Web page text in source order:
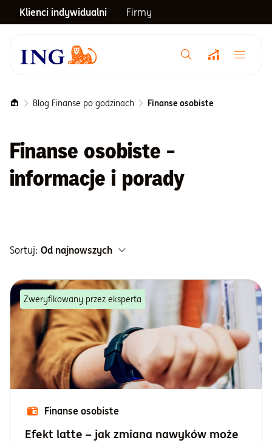
Klienci indywidualni Firmy
Menu główne
Notowania
Emerytura
Inwestycje
Centrum pomocy
Informacje i dokumenty
O nas
Otwórz konto
Zaloguj
Blog Finanse po godzinach Finanse osobiste
Finanse osobiste -
informacje i porady
Sortuj: Od najnowszych
Zweryfikowany przez eksperta
Finanse osobiste
Efekt latte – jak zmiana nawyków może